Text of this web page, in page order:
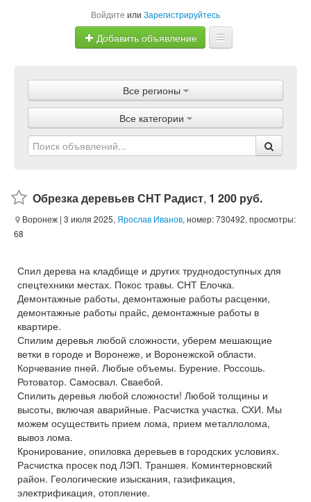
Войдите или Зарегистрируйтесь
Добавить объявление
Объявления
Магазины
Услуги
Все регионы
Все категории
Обрезка деревьев СНТ Радист, 1 200 руб.
Воронеж | 3 июля 2025, Ярослав Иванов, номер: 730492, просмотры:
68
Спил дерева на кладбище и других труднодоступных для
спецтехники местах. Покос травы. СНТ Елочка.
Демонтажные работы, демонтажные работы расценки,
демонтажные работы прайс, демонтажные работы в
квартире.
Спилим деревья любой сложности, уберем мешающие
ветки в городе и Воронеже, и Воронежской области.
Корчевание пней. Любые объемы. Бурение. Россошь.
Ротоватор. Самосвал. Сваебой.
Спилить деревья любой сложности! Любой толщины и
высоты, включая аварийные. Расчистка участка. СХИ. Мы
можем осуществить прием лома, прием металлолома,
вывоз лома.
Кронирование, опиловка деревьев в городских условиях.
Расчистка просек под ЛЭП. Траншея. Коминтерновский
район. Геологические изыскания, газификация,
электрификация, отопление.